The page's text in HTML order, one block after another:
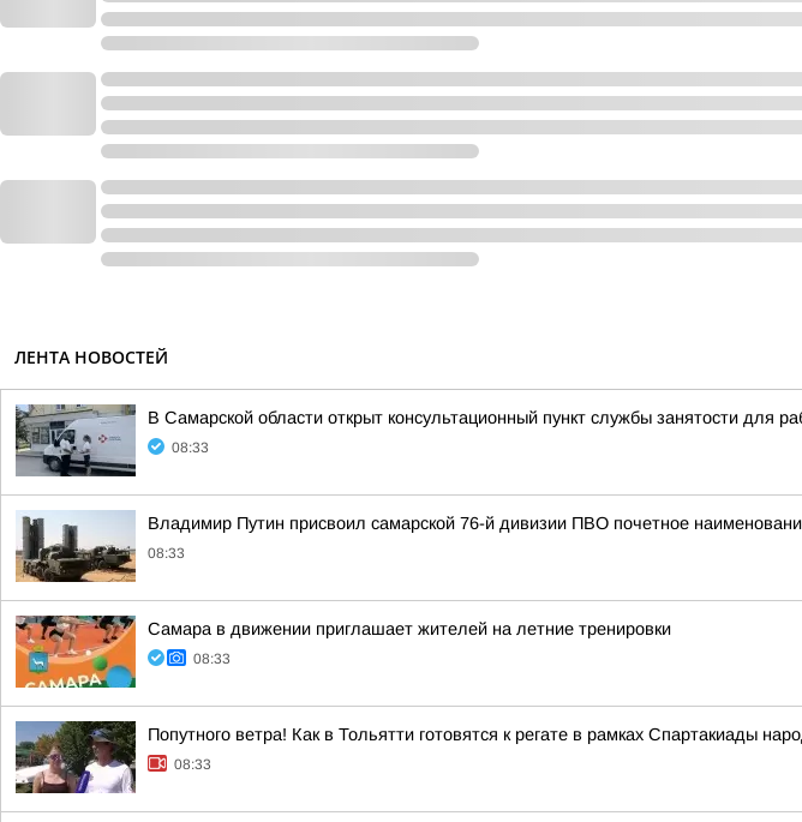
ЛЕНТА НОВОСТЕЙ
В Самарской области открыт консультационный пункт службы занятости для
08:33
Владимир Путин присвоил самарской 76-й дивизии ПВО почетное
08:33
Самара в движении приглашает жителей на летние тренировки
08:33
Попутного ветра! Как в Тольятти готовятся к регате в рамках Спартакиады
08:33